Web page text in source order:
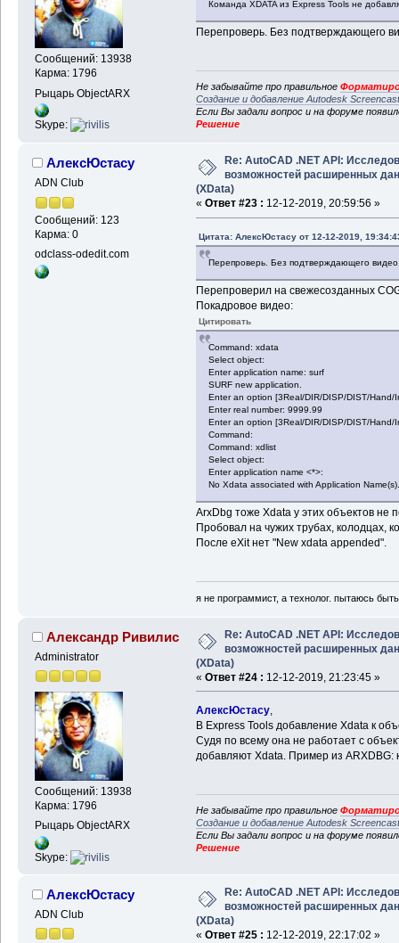
Сообщений: 13938
Карма: 1796
Рыцарь ObjectARX
Skype:
Команда XDATA из Express Tools не
Перепроверь. Без подтверждающего
Не забывайте про правильное
Создание и добавление Autodesk
Если Вы задали вопрос и на форуме
Решение
АлексЮстасу
ADN Club
Сообщений: 123
Карма: 0
odclass-odedit.com
Re: AutoCAD .NET API:
возможностей расширенных
(XData)
« Ответ #23 : 12-12-2019, 20:59:56 »
Цитата: АлексЮстасу от 12-12-2019,
Перепроверь. Без подтверждающего
Перепроверил на свежесозданных
Покадровое видео:
Цитировать
Command: xdata
Select object:
Enter application name: surf
SURF new application.
Enter an option [3Real/DIR/DISP/DIST/
Enter real number: 9999.99
Enter an option [3Real/DIR/DISP/DIST/
Command:
Command: xdlist
Select object:
Enter application name <*>:
No Xdata associated with Application Name(s).
ArxDbg тоже Xdata у этих объектов не
Пробовал на чужих трубах, колодцах,
После eXit нет "New xdata appended".
я не программист, а технолог. пытаюсь
Александр Ривилис
Administrator
Сообщений: 13938
Карма: 1796
Рыцарь ObjectARX
Skype:
Re: AutoCAD .NET API:
возможностей расширенных
(XData)
« Ответ #24 : 12-12-2019, 21:23:45 »
АлексЮстасу,
В Express Tools добавление Xdata к
Судя по всему она не работает с
добавляют Xdata. Пример из ARXDBG:
Не забывайте про правильное
Создание и добавление Autodesk
Если Вы задали вопрос и на форуме
Решение
АлексЮстасу
ADN Club
Re: AutoCAD .NET API:
возможностей расширенных
(XData)
« Ответ #25 : 12-12-2019, 22:17:02 »